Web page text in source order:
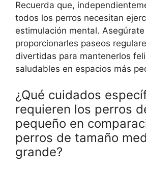
Recuerda que,
todos los perros necesitan
estimulación mental.
proporcionarles paseos
divertidas para mantenerlos
saludables en espacios más
¿Qué cuidados
requieren los perros
pequeño en
perros de tamaño
grande?